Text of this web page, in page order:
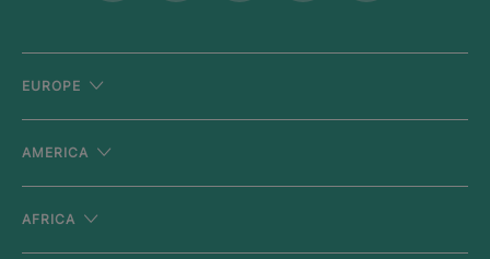
EUROPE
AMERICA
AFRICA